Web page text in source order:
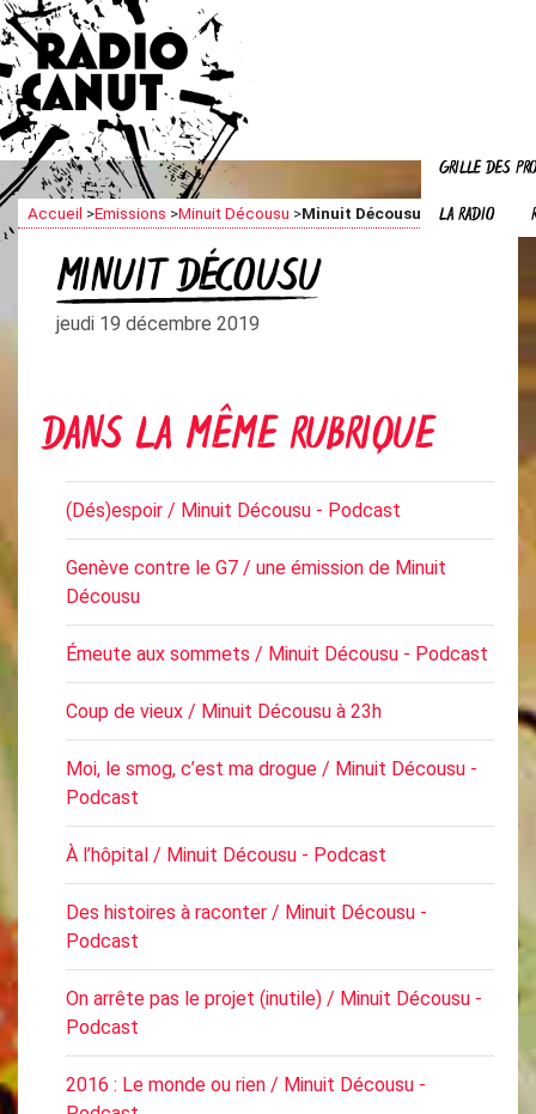
GRILLE DES
LA RADIO
Accueil >Emissions >Minuit Décousu >Minuit Décousu
MINUIT DÉCOUSU
jeudi 19 décembre 2019
DANS LA MÊME RUBRIQUE
(Dés)espoir / Minuit Décousu - Podcast
Genève contre le G7 / une émission de Minuit
Décousu
Émeute aux sommets / Minuit Décousu - Podcast
Coup de vieux / Minuit Décousu à 23h
Moi, le smog, c’est ma drogue / Minuit Décousu -
Podcast
À l’hôpital / Minuit Décousu - Podcast
Des histoires à raconter / Minuit Décousu -
Podcast
On arrête pas le projet (inutile) / Minuit Décousu -
Podcast
2016 : Le monde ou rien / Minuit Décousu -